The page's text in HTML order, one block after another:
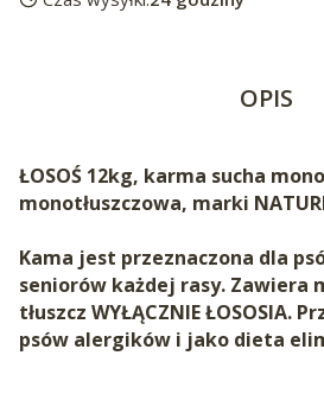
OPIS
ŁOSOŚ 12kg, karma sucha
monotłuszczowa, marki
Kama jest przeznaczona dla
seniorów każdej rasy. Zawiera
tłuszcz WYŁĄCZNIE ŁOSOSIA.
psów alergików i jako dieta